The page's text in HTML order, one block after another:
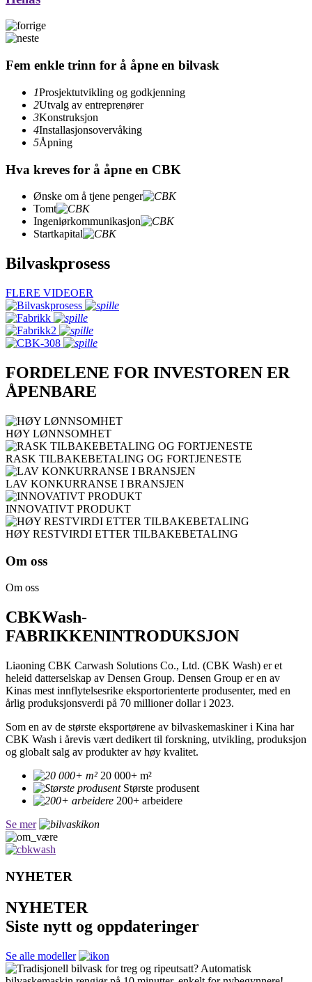
Fem enkle trinn for å åpne en bilvask
1Prosjektutvikling og godkjenning
2Utvalg av entreprenører
3Konstruksjon
4Installasjonsovervåking
5Åpning
Hva kreves for å åpne en CBK
Ønske om å tjene penger
Tomt
Ingeniørkommunikasjon
Startkapital
Bilvaskprosess
FLERE VIDEOER
FORDELENE FOR INVESTOREN ER
ÅPENBARE
HØY LØNNSOMHET
RASK TILBAKEBETALING OG FORTJENESTE
LAV KONKURRANSE I BRANSJEN
INNOVATIVT PRODUKT
HØY RESTVIRDI ETTER TILBAKEBETALING
Om oss
Om oss
CBKWash-
FABRIKKENINTRODUKSJON
Liaoning CBK Carwash Solutions Co., Ltd. (CBK Wash) er et
heleid datterselskap av Densen Group. Densen Group er en av
Kinas mest innflytelsesrike eksportorienterte produsenter, med en
årlig produksjonsverdi på 70 millioner dollar i 2023.
Som en av de største eksportørene av bilvaskemaskiner i Kina har
CBK Wash i årevis vært dedikert til forskning, utvikling, produksjon
og globalt salg av produkter av høy kvalitet.
20 000+ m²
Største produsent
200+ arbeidere
Se mer
NYHETER
NYHETER
Siste nytt og oppdateringer
Se alle modeller